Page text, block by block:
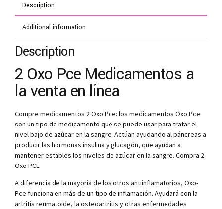
Description
Additional information
Description
2 Oxo Pce Medicamentos a
la venta en línea
Compre medicamentos 2 Oxo Pce: los medicamentos Oxo Pce
son un tipo de medicamento que se puede usar para tratar el
nivel bajo de azúcar en la sangre. Actúan ayudando al páncreas a
producir las hormonas insulina y glucagón, que ayudan a
mantener estables los niveles de azúcar en la sangre. Compra 2
Oxo PCE
A diferencia de la mayoría de los otros antiinflamatorios, Oxo-
Pce funciona en más de un tipo de inflamación. Ayudará con la
artritis reumatoide, la osteoartritis y otras enfermedades